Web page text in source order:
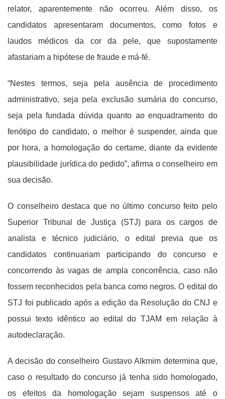
relator, aparentemente não ocorreu. Além disso, os
candidatos apresentaram documentos, como fotos e
laudos médicos da cor da pele, que supostamente
afastariam a hipótese de fraude e má-fé.
“Nestes termos, seja pela ausência de procedimento
administrativo, seja pela exclusão sumária do concurso,
seja pela fundada dúvida quanto ao enquadramento do
fenótipo do candidato, o melhor é suspender, ainda que
por hora, a homologação do certame, diante da evidente
plausibilidade jurídica do pedido”, afirma o conselheiro em
sua decisão.
O conselheiro destaca que no último concurso feito pelo
Superior Tribunal de Justiça (STJ) para os cargos de
analista e técnico judiciário, o edital previa que os
candidatos continuariam participando do concurso e
concorrendo às vagas de ampla concorrência, caso não
fossem reconhecidos pela banca como negros. O edital do
STJ foi publicado após a edição da Resolução do CNJ e
possui texto idêntico ao edital do TJAM em relação à
autodeclaração.
A decisão do conselheiro Gustavo Alkmim determina que,
caso o resultado do concurso já tenha sido homologado,
os efeitos da homologação sejam suspensos até o